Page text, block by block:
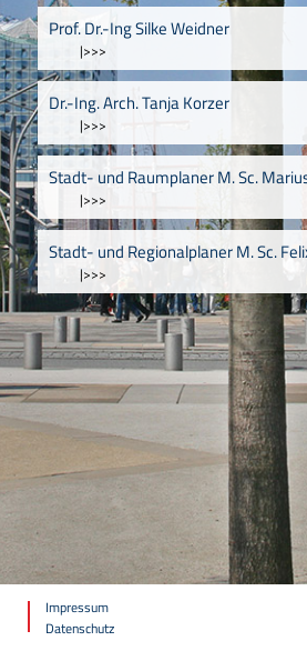
Prof. Dr.-Ing Silke Weidner
|>>>
Dr.-Ing. Arch. Tanja Korzer
|>>>
Stadt- und Raumplaner M. Sc.
|>>>
Stadt- und Regionalplaner M. Sc.
|>>>
Impressum
Datenschutz